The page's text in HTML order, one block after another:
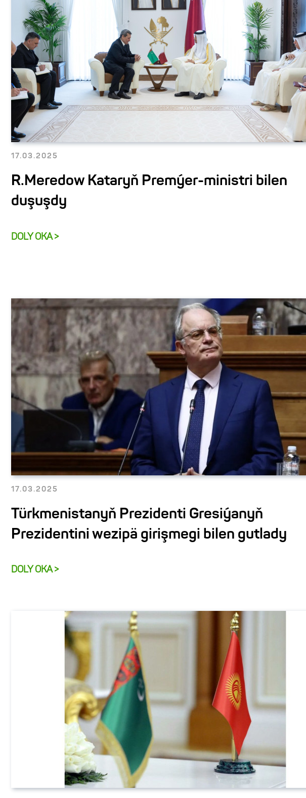
17.03.2025
R.Meredow Kataryň Premýer-ministri bilen
duşuşdy
DOLY OKA >
17.03.2025
Türkmenistanyň Prezidenti Gresiýanyň
Prezidentini wezipä girişmegi bilen gutlady
DOLY OKA >